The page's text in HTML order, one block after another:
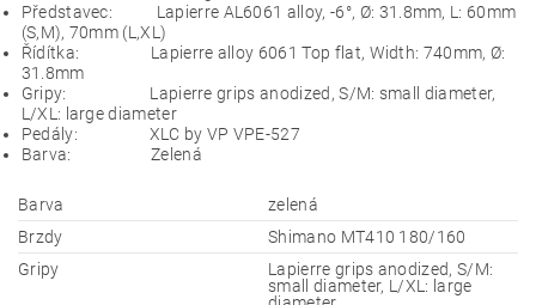
Představec: Lapierre AL6061 alloy, -6°, Ø: 31.8mm, L: 60mm
(S,M), 70mm (L,XL)
Řídítka: Lapierre alloy 6061 Top flat, Width: 740mm, Ø:
31.8mm
Gripy: Lapierre grips anodized, S/M: small diameter,
L/XL: large diameter
Pedály: XLC by VP VPE-527
Barva: Zelená
Barva
zelená
Brzdy
Shimano MT410 180/160
Gripy
Lapierre grips anodized, S/M:
small diameter, L/XL: large